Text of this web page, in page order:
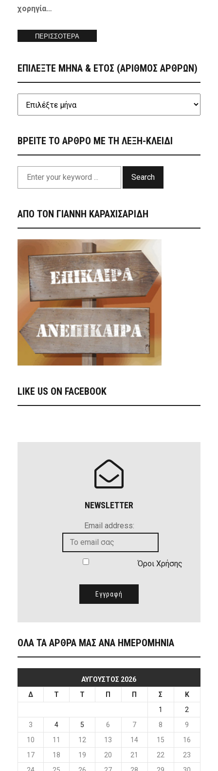
χορηγία…
ΠΕΡΙΣΣΟΤΕΡΑ
ΕΠΙΛΕΞΤΕ ΜΗΝΑ & ΕΤΟΣ (ΑΡΙΘΜΟΣ ΑΡΘΡΩΝ)
ΒΡΕΙΤΕ ΤΟ ΑΡΘΡΟ ΜΕ ΤΗ ΛΕΞΗ-ΚΛΕΙΔΙ
Search
ΑΠΟ ΤΟΝ ΓΙΑΝΝΗ ΚΑΡΑΧΙΣΑΡΙΔΗ
LIKE US ON FACEBOOK
NEWSLETTER
Email address:
Όροι Χρήσης
ΟΛΑ ΤΑ ΑΡΘΡΑ ΜΑΣ ΑΝΑ ΗΜΕΡΟΜΗΝΙΑ
ΑΎΓΟΥΣΤΟΣ 2026
Δ
Τ Τ Π Π Σ
Κ
1
2
3
4 5 6 7 8
9
10
11 12 13 14 15
16
17
18 19 20 21 22
23